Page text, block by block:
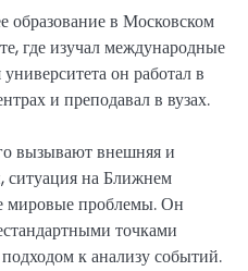
образование в Московском
где изучал международные
он работал в
и преподавал в вузах.
вызывают внешняя и
ситуация на Ближнем
мировые проблемы. Он
точками
к анализу событий.